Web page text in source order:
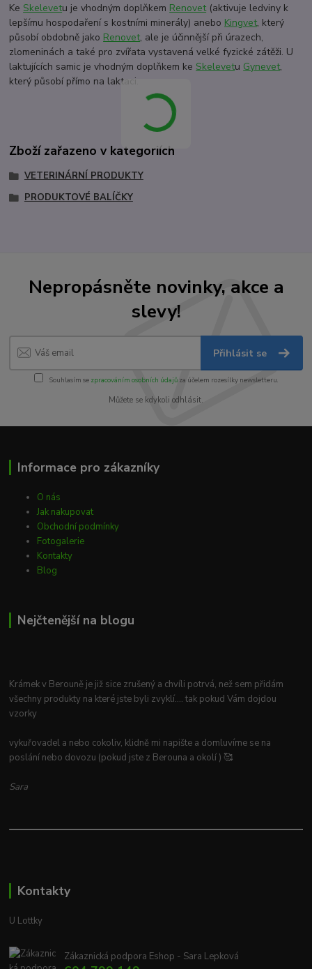
Ke Skelevetu je vhodným doplňkem Renovet (aktivuje ledviny k
lepšímu hospodaření s kostními minerály) anebo Kingvet, který
působí obdobně jako Renovet, ale je účinnější při úrazech,
zlomeninách a také pro zvířata vystavená velké fyzické zátěži. U
laktujících samic je vhodným doplňkem ke Skelevetu Gynevet,
který působí přímo na laktaci.
Zboží zařazeno v kategoriích
VETERINÁRNÍ PRODUKTY
PRODUKTOVÉ BALÍČKY
Nepropásněte novinky, akce a
slevy!
Přihlásit se
Souhlasím se zpracováním osobních údajůza účelem rozesílky newsletteru.
Můžete se kdykoli odhlásit.
Informace pro zákazníky
O nás
Jak nakupovat
Obchodní podmínky
Fotogalerie
Kontakty
Blog
Nejčtenější na blogu
Krámek v Berouně je již sice zrušený a chvíli potrvá, než sem přidám
všechny produkty na které jste byli zvyklí.... tak pokud Vám dojdou
vzorky
vykuřovadel a nebo cokoliv, klidně mi napište a domluvíme se na
poslání nebo dovozu (pokud jste z Berouna a okolí ) 🥰
Sara
Kontakty
U Lottky
Zákaznická podpora Eshop - Sara Lepková